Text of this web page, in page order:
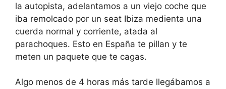
d
a
t
e
s
.
g
a
t
e
s
la autopista, adelantamos a un viejo coche que
iba remolcado por un seat Ibiza medienta una
cuerda normal y corriente, atada al
parachoques. Esto en España te pillan y te
meten un paquete que te cagas.
Algo menos de 4 horas más tarde llegábamos a